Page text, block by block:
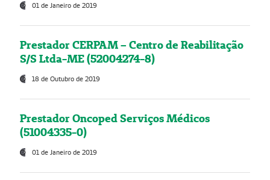
01 de Janeiro de 2019
Prestador CERPAM – Centro de Reabilitação
S/S Ltda-ME (52004274-8)
18 de Outubro de 2019
Prestador Oncoped Serviços Médicos
(51004335-0)
01 de Janeiro de 2019